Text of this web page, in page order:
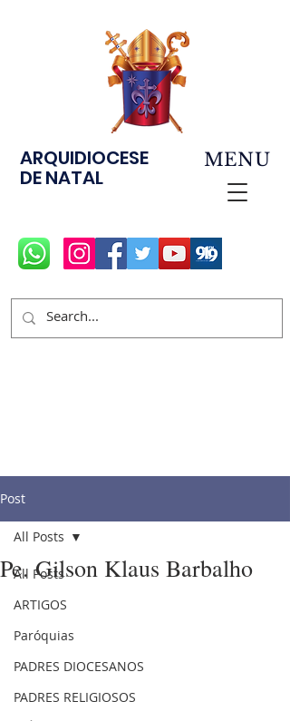
ARQUIDIOCESE
DE NATAL
MENU
Post
All Posts
ARTIGOS
Paróquias
PADRES DIOCESANOS
PADRES RELIGIOSOS
All Posts
Pe. Gilson Klaus Barbalho